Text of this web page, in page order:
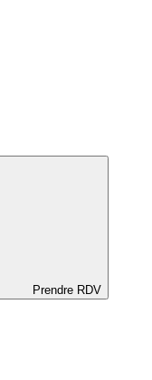
Prendre RDV